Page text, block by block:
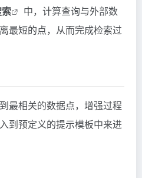
中，计算查询与外部数
最短的点，从而完成检索过
最相关的数据点，增强过程
到预定义的提示模板中来进